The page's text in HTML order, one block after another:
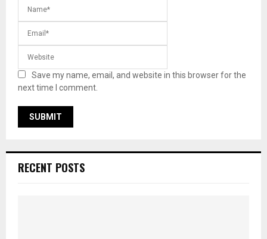
Save my name, email, and website in this browser for the
next time I comment.
RECENT POSTS